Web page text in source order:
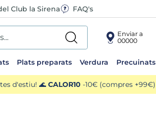
Club la Sirena FAQ's
Enviar a
00000
Plats preparats Verdura Precuinats
d'estiu! 🌊 CALOR10 -10€ (compres +99€)